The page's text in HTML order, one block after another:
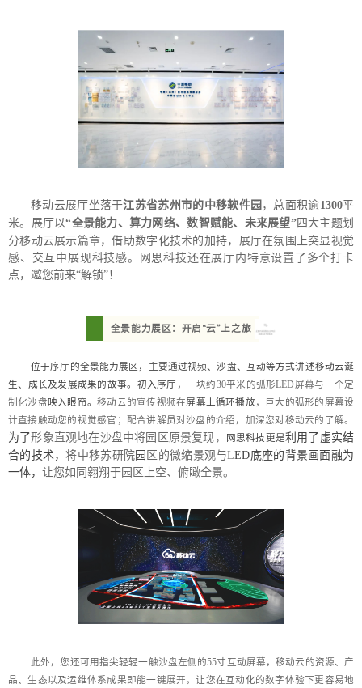
移动云展厅坐落于江苏省苏州市的中移软件园 ，总面积逾1300平
米。展厅以“全景能力、算力网络、数智赋能、未来展望”四大主题划
分移动云展示篇章，借助数字化技术的加持，展厅在氛围上突显视觉
感、交互中展现科技感。网思科技还在展厅内特意设置了多个打卡
点，邀您前来“解锁”！
全景能力展区：开启“云”上之旅
位于序厅的全景能力展区，主要通过视频、沙盘、互动等方式讲述移动云诞
生、成长及发展成果的故事。初入序厅 ，一块约30平米的弧形LED屏幕与一个定
制化沙盘映入眼帘。移动云的宣传视频在屏幕上循环播放，巨大的弧形的屏幕设
计直接触动您的视觉感官；配合讲解员对沙盘的介绍，加深您对移动云的了解。
为了形象直观地在沙盘中将园区原景复现， 网思科技更是利用了虚实结
合的技术，将中移苏研院园 区的微缩景观与LED底座的背景画面融为
一体， 让您如同翱翔于园区上空、俯瞰全景。
此外，您还可用指尖轻轻一触沙盘左侧的55寸互动屏幕，移动云的资源、产
品、生态以及运维体系成果即能一键展开，让您在互动化的数字体验下更容易地